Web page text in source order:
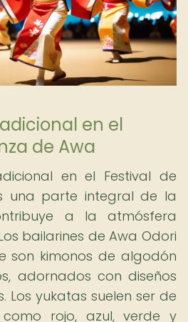
en el
de Awa
en el Festival de
una parte integral de la
a la atmósfera
bailarines de Awa Odori
son kimonos de algodón
adornados con diseños
Los yukatas suelen ser de
rojo, azul, verde y